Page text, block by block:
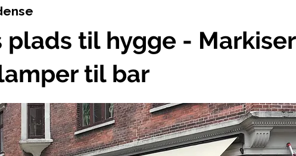
plads til hygge - Markiser
til bar